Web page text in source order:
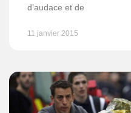
d’audace et de
11 janvier 2015